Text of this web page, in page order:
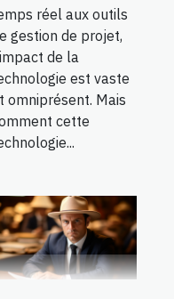
réel aux outils
gestion de projet,
de la
est vaste
omniprésent. Mais
cette